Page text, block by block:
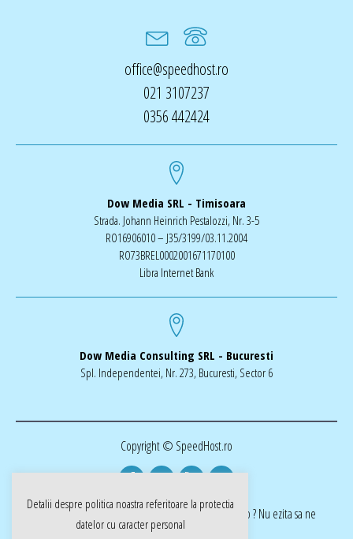
office@speedhost.ro
021 3107237
0356 442424
Dow Media SRL - Timisoara
Strada. Johann Heinrich Pestalozzi, Nr. 3-5
RO16906010 – J35/3199/03.11.2004
RO73BREL0002001671170100
Libra Internet Bank
Dow Media Consulting SRL - Bucuresti
Spl. Independentei, Nr. 273, Bucuresti, Sector 6
Copyright © SpeedHost.ro
realizat de Dow Media | ai nevoie de o pagina web ? Nu ezita sa ne
cotactati dow-media.ro
Detalii despre politica noastra referitoare la protectia
datelor cu caracter personal